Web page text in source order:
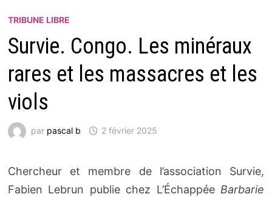
TRIBUNE LIBRE
Survie. Congo. Les minéraux
rares et les massacres et les
viols
par pascal b 2 février 2025
Chercheur et membre de l’association Survie,
Fabien Lebrun publie chez L’Échappée Barbarie